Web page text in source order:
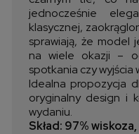
jednocześnie
klasycznej,
sprawiają, że model
na wiele okazji –
spotkania czy wyjścia
Idealna propozycja
oryginalny design i
wydaniu.
Skład: 97%